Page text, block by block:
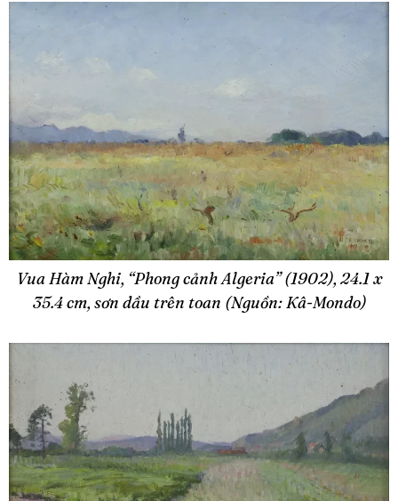
Vua Hàm Nghi, “Phong cảnh Algeria” (1902), 24.1 x
35.4 cm, sơn dầu trên toan (Nguồn: Kâ-Mondo)